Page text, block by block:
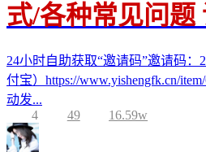
式/各种常见问题
24小时自助获取“邀请码”邀请码
付宝）https://www.yishengfk.cn/
动发...
4
49 16.59w